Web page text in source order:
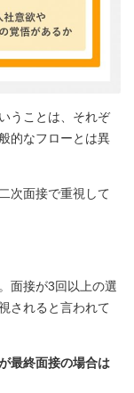
うことは、それぞ
的なフローとは異
次面接で重視して
面接が3回以上の選
されると言われて
最終面接の場合は